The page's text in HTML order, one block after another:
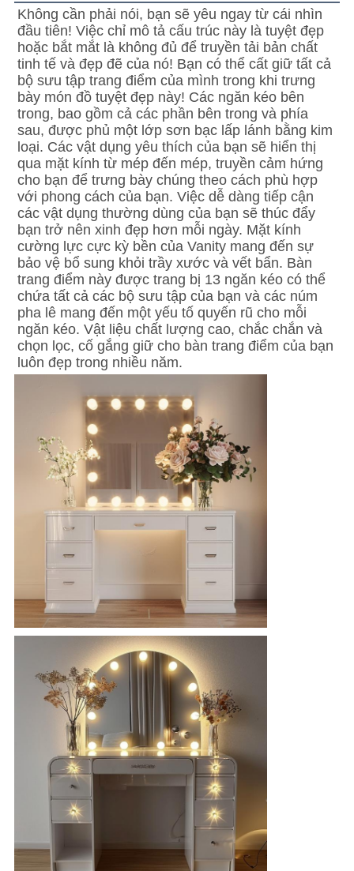
Không cần phải nói, bạn sẽ yêu ngay từ cái nhìn
đầu tiên! Việc chỉ mô tả cấu trúc này là tuyệt đẹp
hoặc bắt mắt là không đủ để truyền tải bản chất
tinh tế và đẹp đẽ của nó! Bạn có thể cất giữ tất cả
bộ sưu tập trang điểm của mình trong khi trưng
bày món đồ tuyệt đẹp này! Các ngăn kéo bên
trong, bao gồm cả các phần bên trong và phía
sau, được phủ một lớp sơn bạc lấp lánh bằng kim
loại. Các vật dụng yêu thích của bạn sẽ hiển thị
qua mặt kính từ mép đến mép, truyền cảm hứng
cho bạn để trưng bày chúng theo cách phù hợp
với phong cách của bạn. Việc dễ dàng tiếp cận
các vật dụng thường dùng của bạn sẽ thúc đẩy
bạn trở nên xinh đẹp hơn mỗi ngày. Mặt kính
cường lực cực kỳ bền của Vanity mang đến sự
bảo vệ bổ sung khỏi trầy xước và vết bẩn. Bàn
trang điểm này được trang bị 13 ngăn kéo có thể
chứa tất cả các bộ sưu tập của bạn và các núm
pha lê mang đến một yếu tố quyến rũ cho mỗi
ngăn kéo. Vật liệu chất lượng cao, chắc chắn và
chọn lọc, cố gắng giữ cho bàn trang điểm của bạn
luôn đẹp trong nhiều năm.